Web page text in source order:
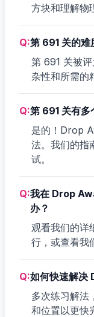
方块和理解物
Q:第 691 关的难
第 691 关被
杂性和所需的
Q:第 691 关有多
是的！Drop
法。我们的指
试。
Q:我在 Drop
办？
观看我们的详
行，或查看我
Q:如何快速解决
多次练习解法
和位置以更快